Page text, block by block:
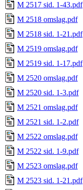
M 2517 sid. 1-43.pdf
M 2518 omslag.pdf
M 2518 sid. 1-21.pdf
M 2519 omslag.pdf
M 2519 sid. 1-17.pdf
M 2520 omslag.pdf
M 2520 sid. 1-3.pdf
M 2521 omslag.pdf
M 2521 sid. 1-2.pdf
M 2522 omslag.pdf
M 2522 sid. 1-9.pdf
M 2523 omslag.pdf
M 2523 sid. 1-21.pdf